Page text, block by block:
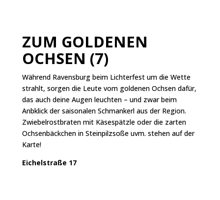
ZUM GOLDENEN
OCHSEN (7)
Während Ravensburg beim Lichterfest um die Wette
strahlt, sorgen die Leute vom goldenen Ochsen dafür,
das auch deine Augen leuchten – und zwar beim
Anbklick der saisonalen Schmankerl aus der Region.
Zwiebelrostbraten mit Käsespätzle oder die zarten
Ochsenbäckchen in Steinpilzsoße uvm. stehen auf der
Karte!
Eichelstraße 17